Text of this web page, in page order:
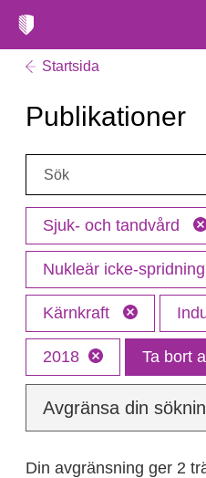
Startsida
Publikationer
Sök:
Sjuk- och tandvård
Nukleär icke-spridning
Kärnkraft
2018 Ta bort
Avgränsa din
Din avgränsning ger 2